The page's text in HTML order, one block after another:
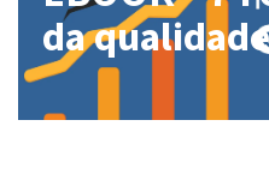
da qualidade